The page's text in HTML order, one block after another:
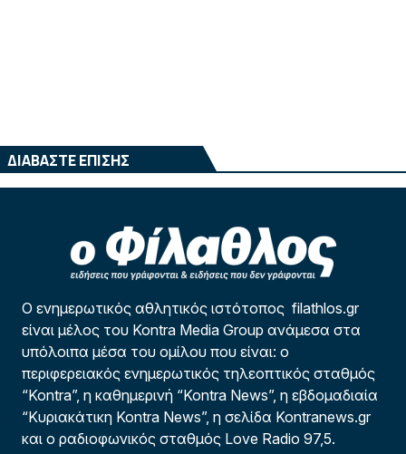
ΔΙΑΒΑΣΤΕ ΕΠΙΣΗΣ
Ο ενημερωτικός αθλητικός ιστότοπος filathlos.gr
είναι μέλος του Kontra Media Group ανάμεσα στα
υπόλοιπα μέσα του ομίλου που είναι: ο
περιφερειακός ενημερωτικός τηλεοπτικός σταθμός
“Kontra”, η καθημερινή “Kontra News”, η εβδομαδιαία
“Κυριακάτικη Kontra News”, η σελίδα Kontranews.gr
και ο ραδιοφωνικός σταθμός Love Radio 97,5.